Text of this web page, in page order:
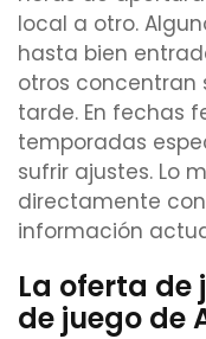
local a otro.
hasta bien
otros concentran
tarde. En fechas
temporadas
sufrir ajustes. Lo
directamente
información
La oferta de
de juego de